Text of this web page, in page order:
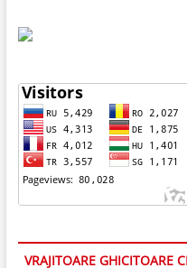
VRAJITOARE GHICITOARE